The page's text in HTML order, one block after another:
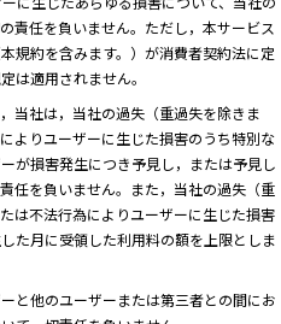
責任を負いません。ただし，本サービス
規約を含みます。）が消費者契約法に定
は適用されません。
当社は，当社の過失（重過失を除きま
よりユーザーに生じた損害のうち特別な
が損害発生につき予見し，または予見し
任を負いません。また，当社の過失（重
は不法行為によりユーザーに生じた損害
た月に受領した利用料の額を上限としま
と他のユーザーまたは第三者との間にお